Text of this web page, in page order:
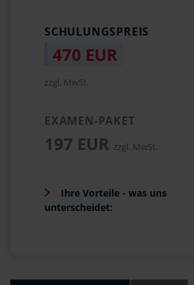
SCHULUNGSPREIS
470 EUR
zzgl. MwSt.
EXAMEN-PAKET
197 EUR zzgl. MwSt.
Ihre Vorteile - was uns
unterscheidet: